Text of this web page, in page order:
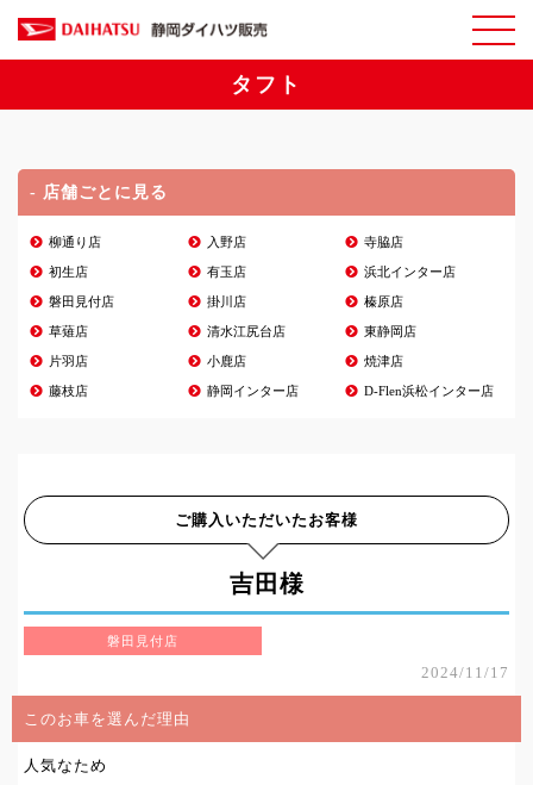
タフト
- 店舗ごとに見る
柳通り店 入野店 寺脇店
初生店 有玉店 浜北インター店
磐田見付店 掛川店 榛原店
草薙店 清水江尻台店 東静岡店
片羽店 小鹿店 焼津店
藤枝店 静岡インター店 D-Flen浜松インター店
ご購入いただいたお客様
吉田様
磐田見付店
2024/11/17
このお車を選んだ理由
人気なため